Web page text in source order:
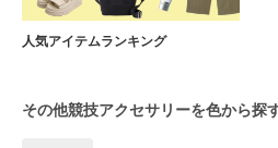
人気アイテムランキング
その他競技アクセサリーを色から探